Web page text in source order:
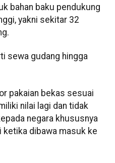
bahan baku pendukung
yakni sekitar 32
sewa gudang hingga
pakaian bekas sesuai
nilai lagi dan tidak
negara khususnya
dibawa masuk ke